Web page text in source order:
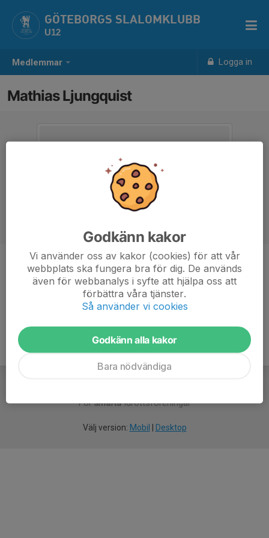
Medlemmar Logga in
GÖTEBORGS SLALOMKLUBB
U12
Mathias Ljungquist
Titel
Tränare
53 år
Försmartaidrottsföreningar
Välj version: Mobil Desktop
Godkänn kakor
Vi använder oss av kakor (cookies) för att vår
webbplats ska fungera bra för dig. De används
även för webbanalys i syfte att hjälpa oss att
förbättra våra tjänster.
Så använder vi cookies
Godkänn alla kakor
Bara nödvändiga